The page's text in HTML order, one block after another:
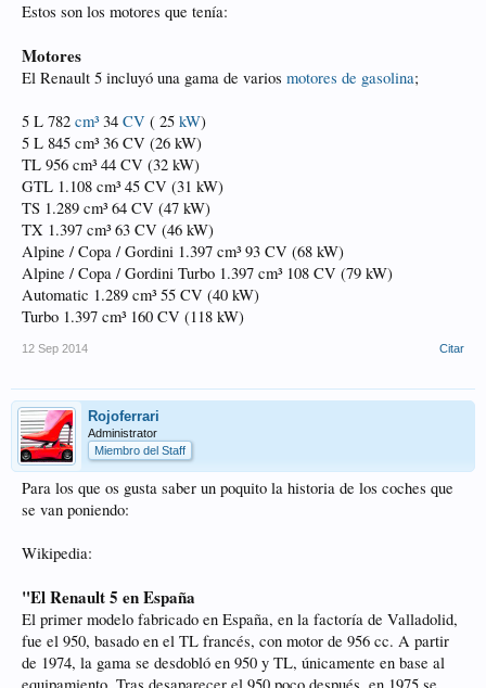
Estos son los motores que tenía:
Motores
El Renault 5 incluyó una gama de varios motores de gasolina;
5 L 782 cm³34 CV ( 25 kW)
5 L 845 cm³ 36 CV (26 kW)
TL 956 cm³ 44 CV (32 kW)
GTL 1.108 cm³ 45 CV (31 kW)
TS 1.289 cm³ 64 CV (47 kW)
TX 1.397 cm³ 63 CV (46 kW)
Alpine / Copa / Gordini 1.397 cm³ 93 CV (68 kW)
Alpine / Copa / Gordini Turbo 1.397 cm³ 108 CV (79 kW)
Automatic 1.289 cm³ 55 CV (40 kW)
Turbo 1.397 cm³ 160 CV (118 kW)
12 Sep 2014 Citar
Rojoferrari
Administrator
Miembro del Staff
Para los que os gusta saber un poquito la historia de los coches que
se van poniendo:
Wikipedia:
"El Renault 5 en España
El primer modelo fabricado en España, en la factoría de Valladolid,
fue el 950, basado en el TL francés, con motor de 956 cc. A partir
de 1974, la gama se desdobló en 950 y TL, únicamente en base al